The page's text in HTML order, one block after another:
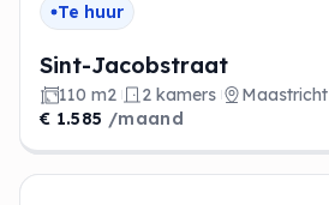
Te huur
Sint-Jacobstraat
110 m2 2 kamers
Maastricht
€ 1.585 /maand